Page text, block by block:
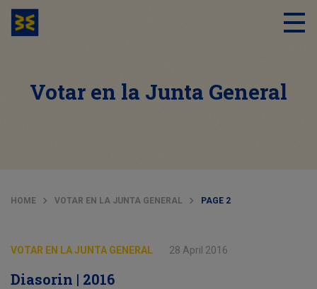
Votar en la Junta General
HOME VOTAR EN LA JUNTA GENERAL PAGE 2
VOTAR EN LA JUNTA GENERAL 28 April 2016
Diasorin | 2016